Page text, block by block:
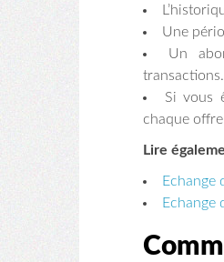
Une
Un
Si vous
chaque
Lire
Echange
Echange